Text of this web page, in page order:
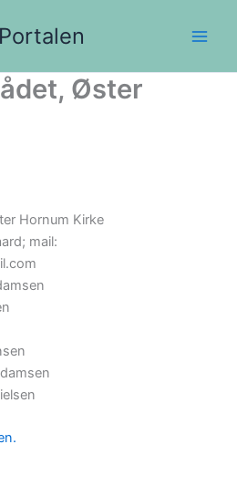
Øster
Hornum Kirke
mail: